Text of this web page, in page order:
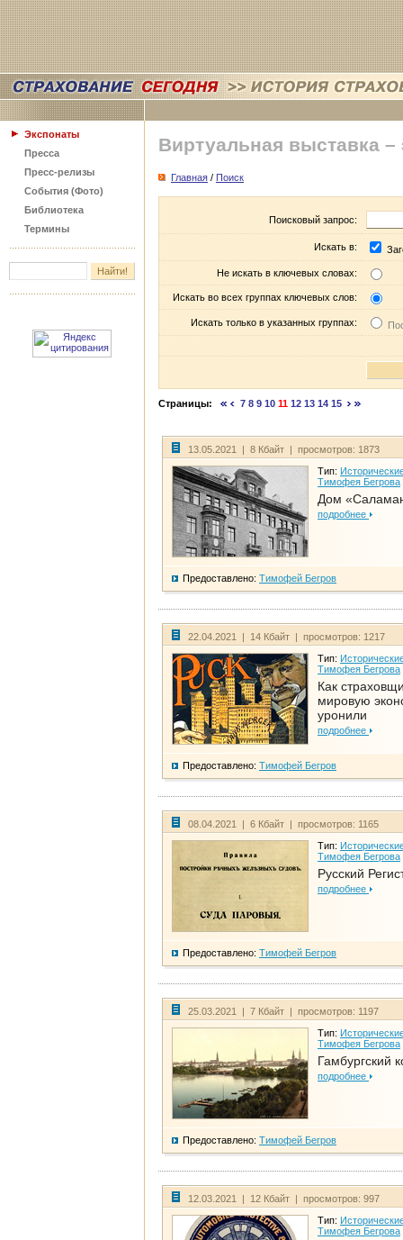
Экспонаты
Пресса
Пресс-релизы
События (Фото)
Библиотека
Термины
Виртуальная выставка –
Главная / Поиск
Поисковый запрос:
Искать в:
Не искать в ключевых словах:
Искать во всех группах ключевых слов:
Искать только в указанных группах:
Страницы: 7 8 9 10 11 12 13 14 15
13.05.2021 | 8 Кбайт | просмотров: 1873
Тип:
Тимофея Бегрова
Дом
подробнее
Предоставлено: Тимофей Бегров
22.04.2021 | 14 Кбайт | просмотров: 1217
Тип:
Тимофея Бегрова
Как
мировую
уронили
подробнее
Предоставлено: Тимофей Бегров
08.04.2021 | 6 Кбайт | просмотров: 1165
Тип:
Тимофея Бегрова
Русский
подробнее
Предоставлено: Тимофей Бегров
25.03.2021 | 7 Кбайт | просмотров: 1197
Тип:
Тимофея Бегрова
Гамбургский
подробнее
Предоставлено: Тимофей Бегров
12.03.2021 | 12 Кбайт | просмотров: 997
Тип:
Тимофея Бегрова